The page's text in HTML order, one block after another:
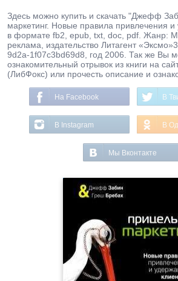
Здесь можно купить и скачать "Джефф
маркетинг. Новые правила привлечения
в формате fb2, epub, txt, doc, pdf. Жанр:
реклама, издательство Литагент
9d2a-1f07c3bd69d8, год 2006. Так же Вы
ознакомительный отрывок из книги на
(ЛибФокс) или прочесть описание и
На Facebook В
В Instagram В
Мы Вконтакте